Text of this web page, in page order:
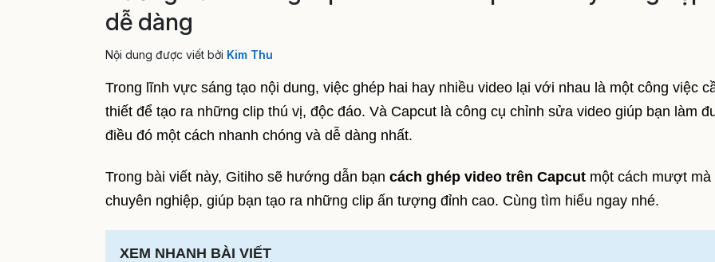
dễ dàng
Nội dung được viết bởi Kim Thu
Trong lĩnh vực sáng tạo nội dung, việc ghép hai hay nhiều video lại với nhau là một công việc
thiết để tạo ra những clip thú vị, độc đáo. Và Capcut là công cụ chỉnh sửa video giúp bạn làm
điều đó một cách nhanh chóng và dễ dàng nhất.
Trong bài viết này, Gitiho sẽ hướng dẫn bạn cách ghép video trên Capcut một cách mượt mà
chuyên nghiệp, giúp bạn tạo ra những clip ấn tượng đỉnh cao. Cùng tìm hiểu ngay nhé.
XEM NHANH BÀI VIẾT